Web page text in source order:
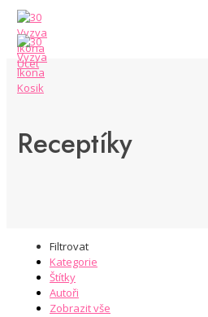
Receptíky
Filtrovat
Kategorie
Štítky
Autoři
Zobrazit vše